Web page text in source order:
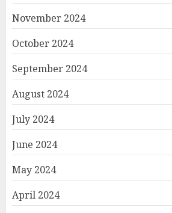
November 2024
October 2024
September 2024
August 2024
July 2024
June 2024
May 2024
April 2024